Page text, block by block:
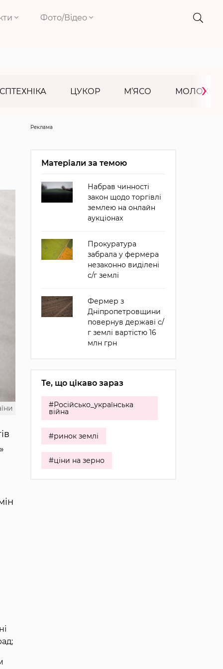
Фото/Відео
ЦУКОР М’ЯСО МОЛОКО
›
Реклама
Матеріали за темою
Набрав чинності
закон щодо торгівлі
землею на онлайн
аукціонах
Прокуратура
забрала у фермера
незаконно виділені
с/г землі
Фермер з
Дніпропетровщини
повернув державі с/
г землі вартістю 16
млн грн
Те, що цікаво зараз
#Російсько_українська
війна
#ринок землі
#ціни на зерно